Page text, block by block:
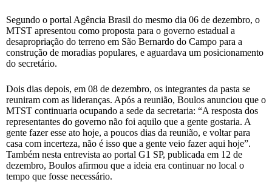
Segundo o portal Agência Brasil do mesmo dia 06 de dezembro, o
MTST apresentou como proposta para o governo estadual a
desapropriação do terreno em São Bernardo do Campo para a
construção de moradias populares, e aguardava um posicionamento
do secretário.
Dois dias depois, em 08 de dezembro, os integrantes da pasta se
reuniram com as lideranças. Após a reunião, Boulos anunciou que o
MTST continuaria ocupando a sede da secretaria: “A resposta dos
representantes do governo não foi aquilo que a gente gostaria. A
gente fazer esse ato hoje, a poucos dias da reunião, e voltar para
casa com incerteza, não é isso que a gente veio fazer aqui hoje”.
Também nesta entrevista ao portal G1 SP, publicada em 12 de
dezembro, Boulos afirmou que a ideia era continuar no local o
tempo que fosse necessário.